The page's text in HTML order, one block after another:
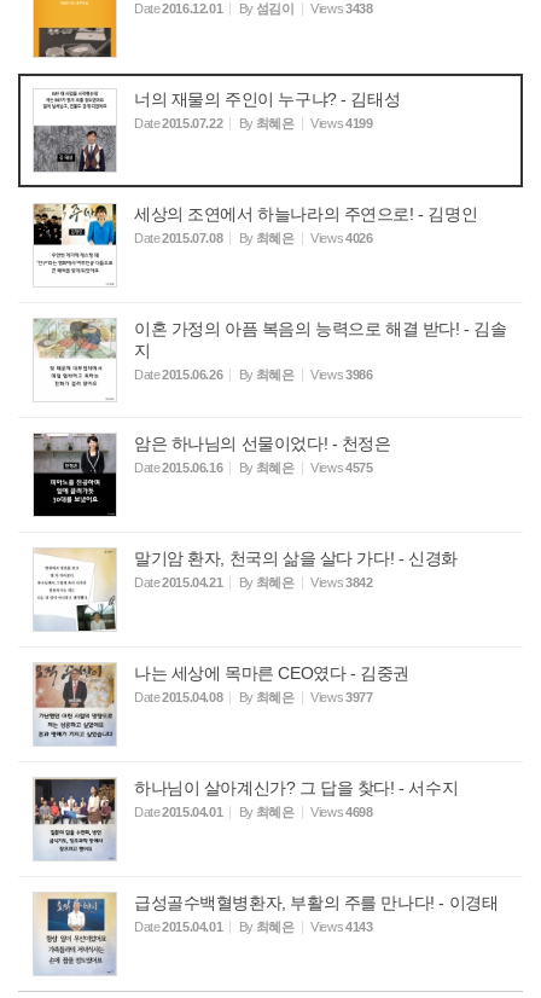
Date2016.12.01 By섬김이 Views3438
너의 재물의 주인이 누구냐? - 김태성
Date2015.07.22 By 최혜은 Views4199
세상의 조연에서 하늘나라의 주연으로! - 김명인
Date2015.07.08 By 최혜은 Views4026
이혼 가정의 아픔 복음의 능력으로 해결 받다! - 김솔
지
Date2015.06.26 By 최혜은 Views3986
암은 하나님의 선물이었다! - 천정은
Date2015.06.16 By 최혜은 Views4575
말기암 환자, 천국의 삶을 살다 가다! - 신경화
Date2015.04.21 By 최혜은 Views3842
나는 세상에 목마른 CEO였다 - 김중권
Date2015.04.08 By 최혜은 Views3977
하나님이 살아계신가? 그 답을 찾다! - 서수지
Date2015.04.01 By 최혜은 Views4698
급성골수백혈병환자, 부활의 주를 만나다! - 이경태
Date2015.04.01 By 최혜은 Views4143